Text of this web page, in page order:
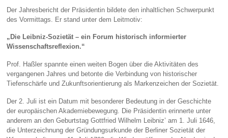
Der Jahresbericht der Präsidentin bildete den inhaltlichen Schwerpunkt
des Vormittags. Er stand unter dem Leitmotiv:
„Die Leibniz‑Sozietät – ein Forum historisch informierter
Wissenschaftsreflexion.“
Prof. Haßler spannte einen weiten Bogen über die Aktivitäten des
vergangenen Jahres und betonte die Verbindung von historischer
Tiefenschärfe und Zukunftsorientierung als Markenzeichen der Sozietät.
Der 2. Juli ist ein Datum mit besonderer Bedeutung in der Geschichte
der europäischen Akademiebewegung. Die Präsidentin erinnerte unter
anderem an den Geburtstag Gottfried Wilhelm Leibniz’ am 1. Juli 1646,
die Unterzeichnung der Gründungsurkunde der Berliner Sozietät der